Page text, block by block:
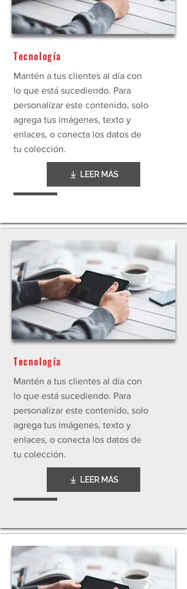
Tecnología
Mantén a tus clientes al día con
lo que está sucediendo. Para
personalizar este contenido, solo
agrega tus imágenes, texto y
enlaces, o conecta los datos de
tu colección.
LEER MÁS
Tecnología
Mantén a tus clientes al día con
lo que está sucediendo. Para
personalizar este contenido, solo
agrega tus imágenes, texto y
enlaces, o conecta los datos de
tu colección.
LEER MÁS